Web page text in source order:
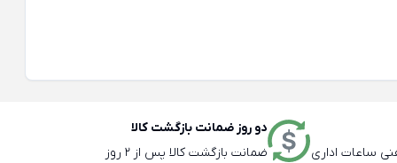
دو روز ضمانت بازگشت کالا
ضمانت بازگشت کالا پس از 2 روز